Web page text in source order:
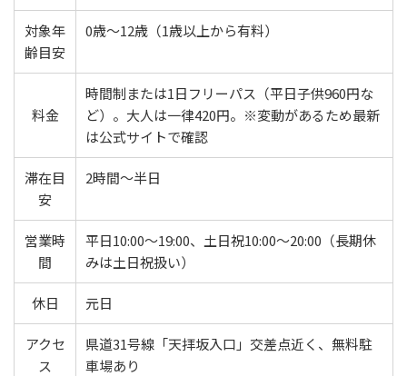
対象年
齢目安
0歳〜12歳（1歳以上から有料）
料金
時間制または1日フリーパス（平日子供960円な
ど）。大人は一律420円。※変動があるため最新
は公式サイトで確認
滞在目
安
2時間〜半日
営業時
間
平日10:00〜19:00、土日祝10:00〜20:00（長期休
みは土日祝扱い）
休日 元日
アクセ
ス
県道31号線「天拝坂入口」交差点近く、無料駐
車場あり